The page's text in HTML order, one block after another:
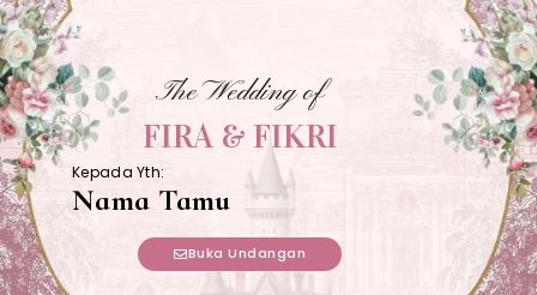
The Wedding of
FIRA & FIKRI
Kepada Yth:
Nama Tamu
Buka Undangan